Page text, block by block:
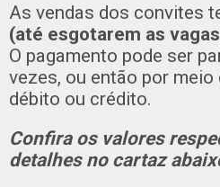
As vendas dos convites
(até esgotarem as
O pagamento pode ser
vezes, ou então por
débito ou crédito.
Confira os valores
detalhes no cartaz